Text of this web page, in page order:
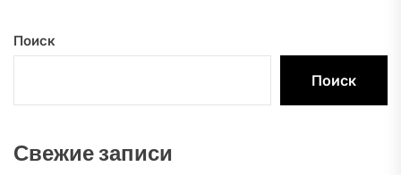
Поиск
Поиск
Свежие записи